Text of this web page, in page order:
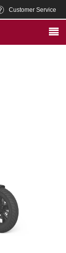
Customer Service